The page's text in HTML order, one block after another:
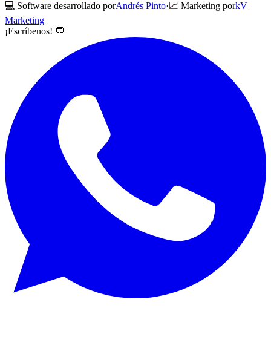
💻 Software desarrollado porAndrés Pinto·📈 Marketing porkV
Marketing
¡Escríbenos! 💬